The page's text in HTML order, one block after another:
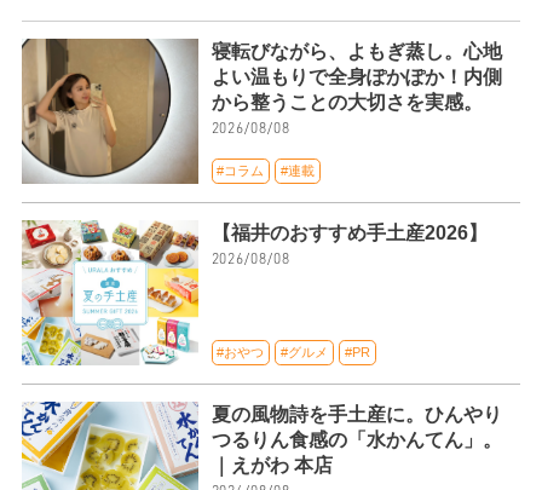
寝転びながら、よもぎ蒸し。心地
よい温もりで全身ぽかぽか！内側
から整うことの大切さを実感。
2026/08/08
#コラム #連載
【福井のおすすめ手土産2026】
2026/08/08
#おやつ #グルメ #PR
夏の風物詩を手土産に。ひんやり
つるりん食感の「水かんてん」。
｜えがわ 本店